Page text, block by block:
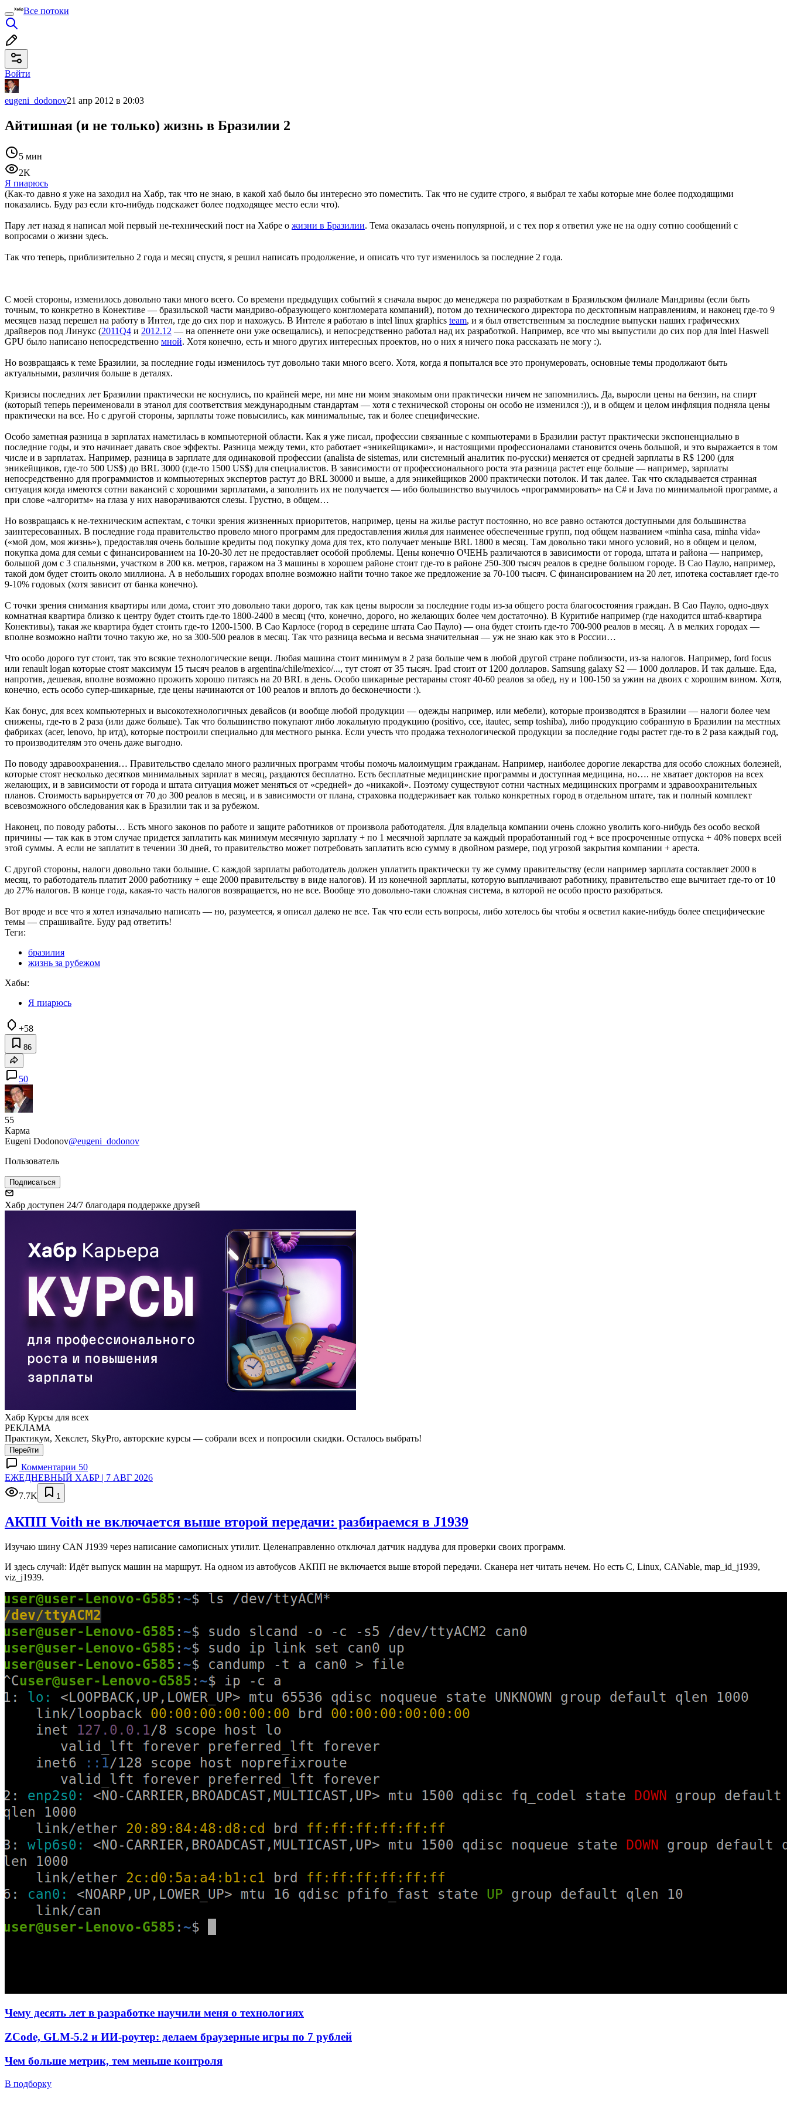
Все потоки
Войти
eugeni_dodonov21 апр 2012 в 20:03
Айтишная (и не только) жизнь в Бразилии 2
5 мин
2K
Я пиарюсь
(Как-то давно я уже на заходил на Хабр, так что не знаю, в какой хаб было бы интересно это поместить. Так что не судите строго, я выбрал те хабы которые мне более подходящими
показались. Буду раз если кто-нибудь подскажет более подходящее место если что).
Пару лет назад я написал мой первый не-технический пост на Хабре о жизни в Бразилии. Тема оказалась очень популярной, и с тех пор я ответил уже не на одну сотню сообщений с
вопросами о жизни здесь.
Так что теперь, приблизительно 2 года и месяц спустя, я решил написать продолжение, и описать что тут изменилось за последние 2 года.
С моей стороны, изменилось довольно таки много всего. Со времени предыдущих событий я сначала вырос до менеджера по разработкам в Бразильском филиале Мандривы (если быть
точным, то конкретно в Конективе — бразильской части мандриво-образующего конгломерата компаний), потом до технического директора по десктопным направлениям, и наконец где-то 9
месяцев назад перешел на работу в Интел, где до сих пор и нахожусь. В Интеле я работаю в intel linux graphics team, и я был ответственным за последние выпуски наших графических
драйверов под Линукс (2011Q4 и 2012.12 — на опеннете они уже освещались), и непосредственно работал над их разработкой. Например, все что мы выпустили до сих пор для Intel Haswell
GPU было написано непосредственно мной. Хотя конечно, есть и много других интересных проектов, но о них я ничего пока рассказать не могу :).
Но возвращаясь к теме Бразилии, за последние годы изменилось тут довольно таки много всего. Хотя, когда я попытался все это пронумеровать, основные темы продолжают быть
актуальными, различия больше в деталях.
Кризисы последних лет Бразилии практически не коснулись, по крайней мере, ни мне ни моим знакомым они практически ничем не запомнились. Да, выросли цены на бензин, на спирт
(который теперь переименовали в этанол для соответствия международным стандартам — хотя с технической стороны он особо не изменился :)), и в общем и целом инфляция подняла цены
практически на все. Но с другой стороны, зарплаты тоже повысились, как минимальные, так и более специфические.
Особо заметная разница в зарплатах наметилась в компьютерной области. Как я уже писал, профессии связанные с компьютерами в Бразилии растут практически экспоненциально в
последние годы, и это начинает давать свое эффекты. Разница между теми, кто работает «эникейщиками», и настоящими профессионалами становится очень большой, и это выражается в том
числе и в зарплатах. Например, разница в зарплате для одинаковой профессии (analista de sistemas, или системный аналитик по-русски) меняется от средней зарплаты в R$ 1200 (для
эникейщиков, где-то 500 US$) до BRL 3000 (где-то 1500 US$) для специалистов. В зависимости от профессионального роста эта разница растет еще больше — например, зарплаты
непосредственно для программистов и компьютерных экспертов растут до BRL 30000 и выше, а для эникейщиков 2000 практически потолок. И так далее. Так что складывается странная
ситуация когда имеются сотни вакансий с хорошими зарплатами, а заполнить их не получается — ибо большинство выучилось «программировать» на C# и Java по минимальной программе, а
при слове «алгоритм» на глаза у них наворачиваются слезы. Грустно, в общем…
Но возвращаясь к не-техническим аспектам, с точки зрения жизненных приоритетов, например, цены на жилье растут постоянно, но все равно остаются доступными для большинства
заинтересованных. В последние года правительство провело много программ для предоставления жилья для наименее обеспеченные групп, под общем названием «minha casa, minha vida»
(«мой дом, моя жизнь»), предоставляя очень большие кредиты под покупку дома для тех, кто получает меньше BRL 1800 в месяц. Там довольно таки много условий, но в общем и целом,
покупка дома для семьи с финансированием на 10-20-30 лет не предоставляет особой проблемы. Цены конечно ОЧЕНЬ различаются в зависимости от города, штата и района — например,
большой дом с 3 спальнями, участком в 200 кв. метров, гаражом на 3 машины в хорошем районе стоит где-то в районе 250-300 тысяч реалов в средне большом городе. В Сао Пауло, например,
такой дом будет стоить около миллиона. А в небольших городах вполне возможно найти точно такое же предложение за 70-100 тысяч. С финансированием на 20 лет, ипотека составляет где-то
9-10% годовых (хотя зависит от банка конечно).
С точки зрения снимания квартиры или дома, стоит это довольно таки дорого, так как цены выросли за последние годы из-за общего роста благосостояния граждан. В Сао Пауло, одно-двух
комнатная квартира близко к центру будет стоить где-то 1800-2400 в месяц (что, конечно, дорого, но желающих более чем достаточно). В Куритибе например (где находится штаб-квартира
Конективы), такая же квартира будет стоить где-то 1200-1500. В Сао Карлосе (город в середине штата Сао Пауло) — она будет стоить где-то 700-900 реалов в месяц. А в мелких городах —
вполне возможно найти точно такую же, но за 300-500 реалов в месяц. Так что разница весьма и весьма значительная — уж не знаю как это в России…
Что особо дорого тут стоит, так это всякие технологические вещи. Любая машина стоит минимум в 2 раза больше чем в любой другой стране поблизости, из-за налогов. Например, ford focus
или renault logan которые стоят максимум 15 тысяч реалов в argentina/chile/mexico/..., тут стоят от 35 тысяч. Ipad стоит от 1200 долларов. Samsung galaxy S2 — 1000 долларов. И так дальше. Еда,
напротив, дешевая, вполне возможно прожить хорошо питаясь на 20 BRL в день. Особо шикарные рестараны стоят 40-60 реалов за обед, ну и 100-150 за ужин на двоих с хорошим вином. Хотя,
конечно, есть особо супер-шикарные, где цены начинаются от 100 реалов и вплоть до бесконечности :).
Как бонус, для всех компьютерных и высокотехнологичных девайсов (и вообще любой продукции — одежды например, или мебели), которые производятся в Бразилии — налоги более чем
снижены, где-то в 2 раза (или даже больше). Так что большинство покупают либо локальную продукцию (positivo, cce, itautec, semp toshiba), либо продукцию собранную в Бразилии на местных
фабриках (acer, lenovo, hp итд), которые построили специально для местного рынка. Если учесть что продажа технологической продукции за последние годы растет где-то в 2 раза каждый год,
то производителям это очень даже выгодно.
По поводу здравоохранения… Правительство сделало много различных программ чтобы помочь малоимущим гражданам. Например, наиболее дорогие лекарства для особо сложных болезней,
которые стоят несколько десятков минимальных зарплат в месяц, раздаются бесплатно. Есть бесплатные медицинские программы и доступная медицина, но…. не хватает докторов на всех
желающих, и в зависимости от города и штата ситуация может меняться от «средней» до «никакой». Поэтому существуют сотни частных медицинских программ и здравоохранительных
планов. Стоимость варьируется от 70 до 300 реалов в месяц, и в зависимости от плана, страховка поддерживает как только конкретных город в отдельном штате, так и полный комплект
всевозможного обследования как в Бразилии так и за рубежом.
Наконец, по поводу работы… Есть много законов по работе и защите работников от произвола работодателя. Для владельца компании очень сложно уволить кого-нибудь без особо веской
причины — так как в этом случае придется заплатить как минимум месячную зарплату + по 1 месячной зарплате за каждый проработанный год + все просроченные отпуска + 40% поверх всей
этой суммы. А если не заплатит в течении 30 дней, то правительство может потребовать заплатить всю сумму в двойном размере, под угрозой закрытия компании + ареста.
С другой стороны, налоги довольно таки большие. С каждой зарплаты работодатель должен уплатить практически ту же сумму правительству (если например зарплата составляет 2000 в
месяц, то работодатель платит 2000 работнику + еще 2000 правительству в виде налогов). И из конечной зарплаты, которую выплачивают работнику, правительство еще вычитает где-то от 10
до 27% налогов. В конце года, какая-то часть налогов возвращается, но не все. Вообще это довольно-таки сложная система, в которой не особо просто разобраться.
Вот вроде и все что я хотел изначально написать — но, разумеется, я описал далеко не все. Так что если есть вопросы, либо хотелось бы чтобы я осветил какие-нибудь более специфические
темы — спрашивайте. Буду рад ответить!
Теги:
бразилия
жизнь за рубежом
Хабы:
Я пиарюсь
+58
86
50
55
Карма
Eugeni Dodonov@eugeni_dodonov
Пользователь
Подписаться
Хабр доступен 24/7 благодаря поддержке друзей
Хабр Курсы для всех
РЕКЛАМА
Практикум, Хекслет, SkyPro, авторские курсы — собрали всех и попросили скидки. Осталось выбрать!
Перейти
Комментарии 50
ЕЖЕДНЕВНЫЙ ХАБР | 7 АВГ 2026
7.7K
1
АКПП Voith не включается выше второй передачи: разбираемся в J1939
Изучаю шину CAN J1939 через написание самописных утилит. Целенаправленно отключал датчик наддува для проверки своих программ.
И здесь случай: Идёт выпуск машин на маршрут. На одном из автобусов АКПП не включается выше второй передачи. Сканера нет читать нечем. Но есть C, Linux, CANable, map_id_j1939,
viz_j1939.
Чему десять лет в разработке научили меня о технологиях
ZCode, GLM-5.2 и ИИ-роутер: делаем браузерные игры по 7 рублей
Чем больше метрик, тем меньше контроля
В подборку